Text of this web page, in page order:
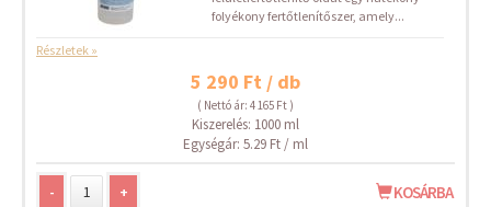
folyékony fertőtlenítőszer, amely...
Részletek »
5 290 Ft / db
( Nettó ár: 4 165 Ft )
Kiszerelés: 1000 ml
Egységár: 5.29 Ft / ml
- + KOSÁRBA